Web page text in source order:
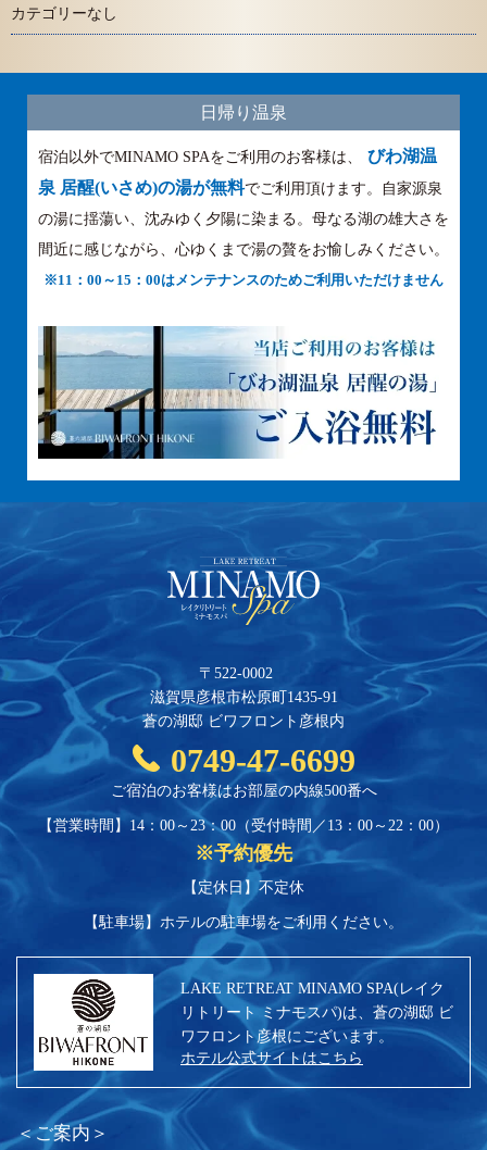
カテゴリーなし
日帰り温泉
宿泊以外でMINAMO SPAをご利用のお客様は、
びわ湖温
泉 居醒(いさめ)の湯が無料でご利用頂けます。自家源泉
の湯に揺蕩い、沈みゆく夕陽に染まる。母なる湖の雄大さを
間近に感じながら、心ゆくまで湯の贅をお愉しみください。
※11：00～15：00はメンテナンスのためご利用いただけません
〒522-0002
滋賀県彦根市松原町1435-91
蒼の湖邸 ビワフロント彦根内
0749-47-6699
ご宿泊のお客様はお部屋の内線500番へ
【営業時間】14：00～23：00 （受付時間／13：00～22：00）
※予約優先
【定休日】不定休
【駐車場】 ホテルの駐車場をご利用ください。
LAKE RETREAT MINAMO SPA(レイク
リトリート ミナモスパ)は、蒼の湖邸 ビ
ワフロント彦根にございます。
ホテル公式サイトはこちら
＜ご案内＞